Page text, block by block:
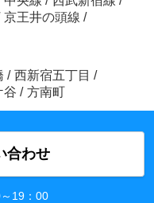
京王井の頭線 /
/ 西新宿五丁目 /
谷 / 方南町
合わせ
19：00